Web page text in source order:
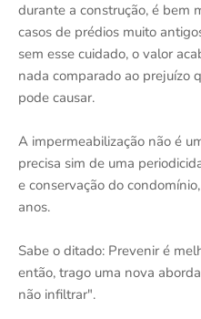
durante a construção, é bem
casos de prédios muito
sem esse cuidado, o valor
nada comparado ao prejuízo
pode causar.
A impermeabilização não é
precisa sim de uma
e conservação do
anos.
Sabe o ditado: Prevenir é
então, trago uma nova
não infiltrar".